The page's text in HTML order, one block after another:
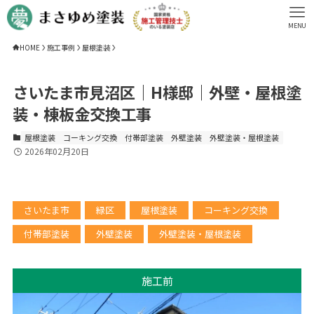
MENU
HOME 施工事例 屋根塗装
さいたま市見沼区｜H様邸｜外壁・屋根塗
装・棟板金交換工事
屋根塗装 コーキング交換 付帯部塗装 外壁塗装 外壁塗装・屋根塗装
2026年02月20日
さいたま市 緑区 屋根塗装
コーキング交換
付帯部塗装
外壁塗装 外壁塗装・屋根塗装
施工前